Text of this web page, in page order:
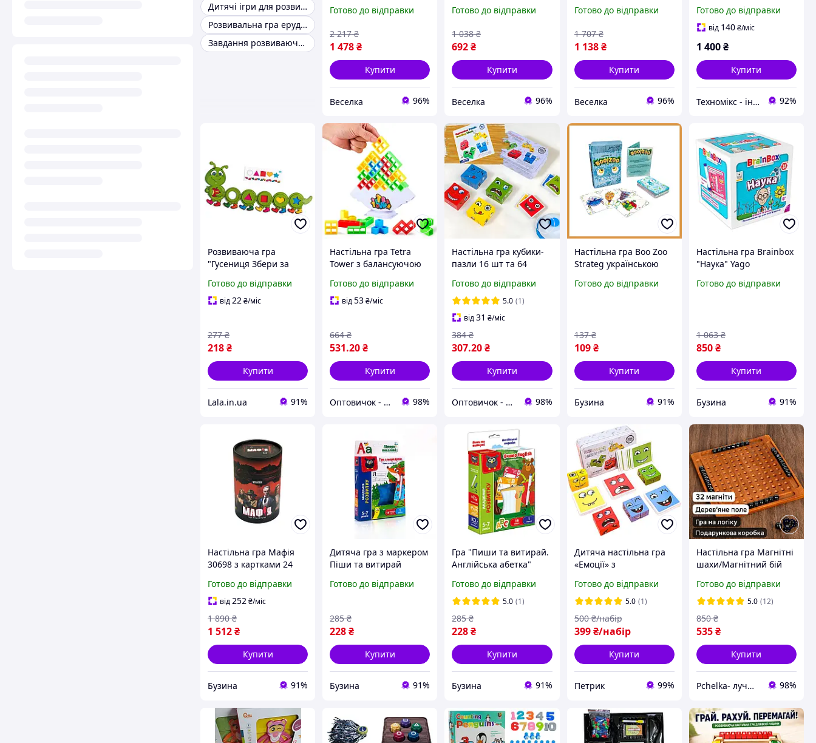
Дитячі ігри для розвитку
Розвивальна гра ерудит
Завдання розвиваючих ігор
реакцію та увагу для
BROWN
Готово до відправки
1 478₴
2 217 ₴
Купити
Веселка 96%
логічного мислення та
SPICY
Готово до відправки
692₴
1 038 ₴
Купити
Веселка 96%
зростання з картками
впевненості та
спілкування. FLAME
Готово до відправки
1 138 ₴
1 707 ₴
Купити
Веселка 96%
галактики та
космічними кораблями,
воєн"
Готово до відправки
від 140₴/міс
1 400₴
Купити
Техномікс - інтернет - магазин якісної техніки, електроніки та інших товарів для дому та роботи 92%
Розвиваюча гра
"Гусениця Збери за
(ПСД245) PSD245 з
картками, Lala.in.ua
Готово до відправки
від 22 ₴/міс
218₴
277 ₴
Купити
Lala.in.ua 91%
Настільна гра Tetra
Tower з балансуючою
Настольная игра
Готово до відправки
від53₴/міс
531.20₴
664 ₴
Купити
Оптовичок - Одеса 98%
Настільна гра кубики-
пазли 16 шт та 64
Різні кольори
Готово до відправки
5.0 (1)
від31 ₴/міс
307.20₴
384 ₴
Купити
Оптовичок - Одеса 98%
Настільна гра Boo Zoo
Strateg українською
пам'яті в дорогу, набір
Готово до відправки
109 ₴
137 ₴
Купити
Бузина 91%
Настільна гра Brainbox
"Наука" Yago
вивчення з 55 картами
Готово до відправки
850₴
1 063 ₴
Купити
Бузина 91%
Настільна гра Мафія
30698 з картками 24
Love&Life -online-
multimarket-
Готово до відправки
від252₴/міс
1 512₴
1 890 ₴
Купити
Бузина 91%
Дитяча гра з маркером
Піши та витирай
мовою ("Букви та
Готово до відправки
228₴
285 ₴
Купити
Бузина 91%
Гра "Пиши та витирай.
Англійська абетка"
Northwest
Готово до відправки
5.0 (1)
228₴
285 ₴
Купити
Бузина 91%
Дитяча настільна гра
«Емоції» з
кубиками та картками
Готово до відправки
5.0 (1)
399 ₴/набір
500 ₴/набір
Купити
Петрик 99%
Настільна гра Магнітні
шахи/Магнітний бій
компанії з дерева,
весела, динамічна
Готово до відправки
5.0 (12)
535₴
850 ₴
Купити
Pchelka- лучший выбор 98%